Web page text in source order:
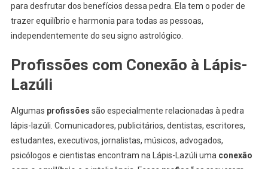
para desfrutar dos benefícios dessa pedra. Ela tem o poder de
trazer equilíbrio e harmonia para todas as pessoas,
independentemente do seu signo astrológico.
Profissões com Conexão à Lápis-
Lazúli
Algumas profissões são especialmente relacionadas à pedra
lápis-lazúli. Comunicadores, publicitários, dentistas, escritores,
estudantes, executivos, jornalistas, músicos, advogados,
psicólogos e cientistas encontram na Lápis-Lazúli uma conexão